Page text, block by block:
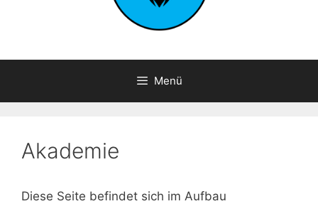
Menü
Akademie
Diese Seite befindet sich im Aufbau